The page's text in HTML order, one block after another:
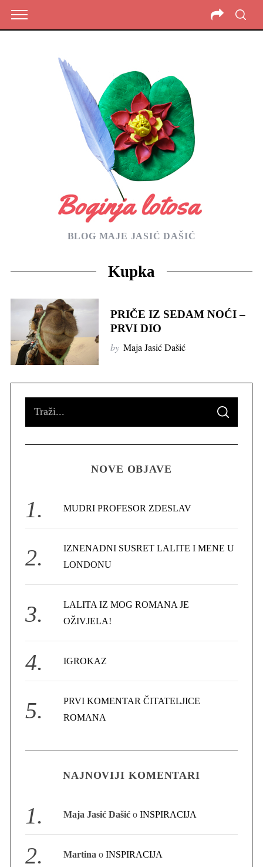
BLOG MAJE JASIĆ DAŠIĆ
Kupka
PRIČE IZ SEDAM NOĆI –
PRVI DIO
by Maja Jasić Dašić
o
S
A
C
NOVE OBJAVE
MUDRI PROFESOR ZDESLAV
IZNENADNI SUSRET LALITE I MENE U
LONDONU
LALITA IZ MOG ROMANA JE
OŽIVJELA!
IGROKAZ
PRVI KOMENTAR ČITATELJICE
ROMANA
NAJNOVIJI KOMENTARI
Maja Jasić Dašić oINSPIRACIJA
Martina oINSPIRACIJA
e
a
c